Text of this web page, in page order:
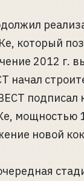
который
2012 г.
подписал
мощностью
новой